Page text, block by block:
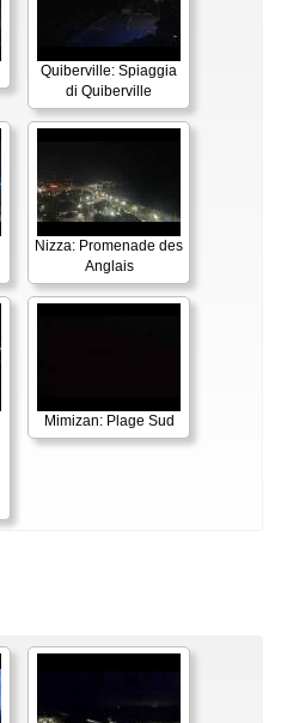
Quiberville: Spiaggia
di Quiberville
Nizza: Promenade des
Anglais
Mimizan: Plage Sud